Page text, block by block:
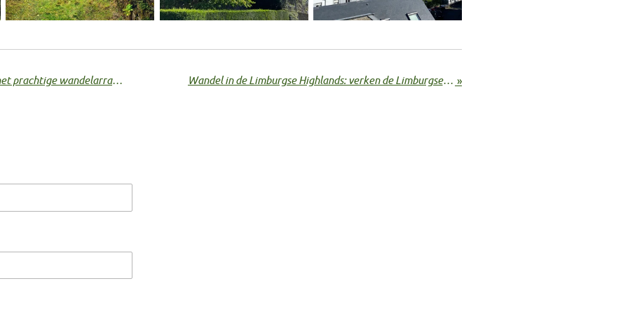
Wandelend genieten: Ontdek het prachtige wandelarrangement van Corsendonk Hotels Wandel in de Limburgse Highlands: verken de Limburgse mijnterrils »